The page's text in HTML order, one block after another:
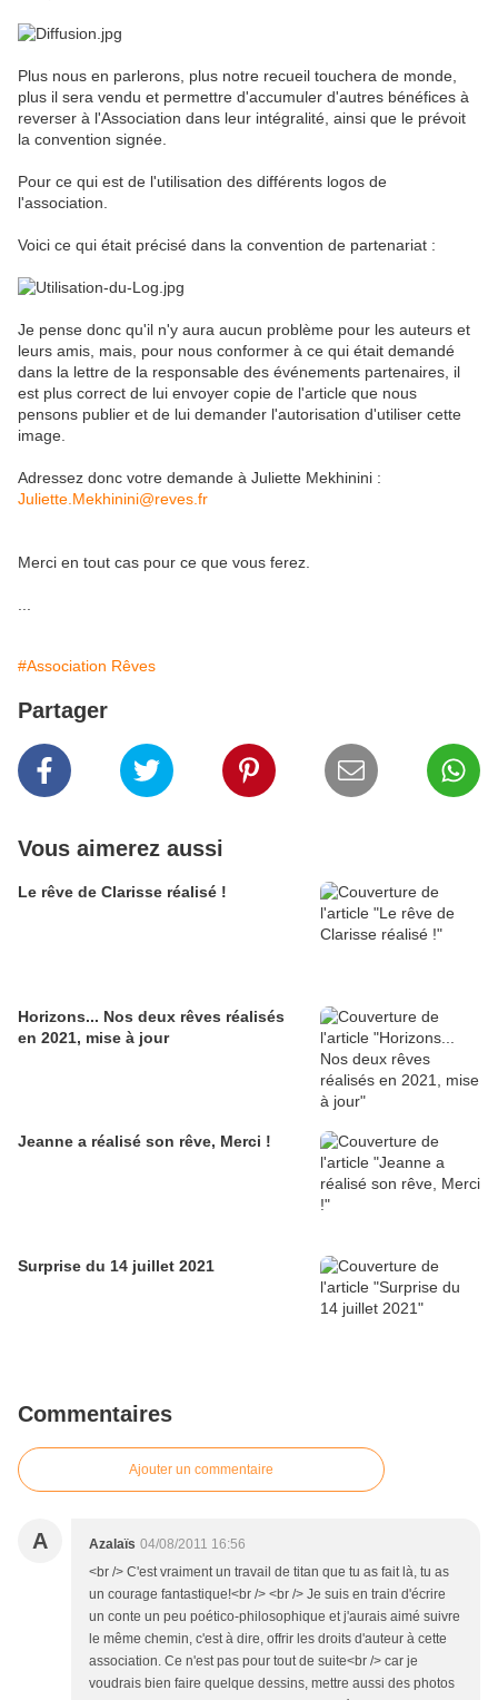
Plus nous en parlerons, plus notre recueil touchera de monde,
plus il sera vendu et permettre d'accumuler d'autres bénéfices à
reverser à l'Association dans leur intégralité, ainsi que le prévoit
la convention signée.
Pour ce qui est de l'utilisation des différents logos de
l'association.
Voici ce qui était précisé dans la convention de partenariat :
Je pense donc qu'il n'y aura aucun problème pour les auteurs et
leurs amis, mais, pour nous conformer à ce qui était demandé
dans la lettre de la responsable des événements partenaires, il
est plus correct de lui envoyer copie de l'article que nous
pensons publier et de lui demander l'autorisation d'utiliser cette
image.
Adressez donc votre demande à Juliette Mekhinini :
Juliette.Mekhinini@reves.fr
Merci en tout cas pour ce que vous ferez.
#Association Rêves
Partager
Vous aimerez aussi
Le rêve de Clarisse réalisé !
Horizons... Nos deux rêves réalisés
en 2021, mise à jour
Jeanne a réalisé son rêve, Merci !
Surprise du 14 juillet 2021
Commentaires
Ajouter un commentaire
A Azalaïs 04/08/2011 16:56
<br /> C'est vraiment un travail de titan que tu as fait là, tu as
un courage fantastique!<br /> <br /> Je suis en train d'écrire
un conte un peu poético-philosophique et j'aurais aimé suivre
le même chemin, c'est à dire, offrir les droits d'auteur à cette
association. Ce n'est pas pour tout de suite<br /> car je
voudrais bien faire quelque dessins, mettre aussi des photos